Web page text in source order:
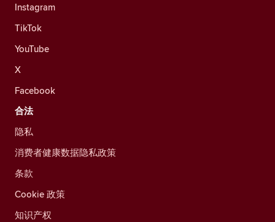
Instagram
TikTok
YouTube
X
Facebook
合法
隐私
消费者健康数据隐私政策
条款
Cookie 政策
知识产权